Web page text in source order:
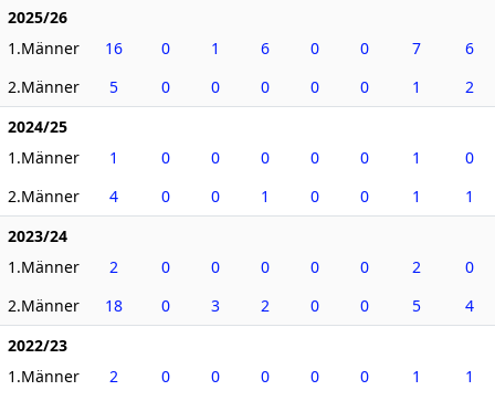
2025/26
1.Männer
16 0 1 6 0 0 7
6
2.Männer
5 0 0 0 0 0 1
2
2024/25
1.Männer
1 0 0 0 0 0 1
0
2.Männer
4 0 0 1 0 0 1
1
2023/24
1.Männer
2 0 0 0 0 0 2
0
2.Männer
18 0 3 2 0 0 5
4
2022/23
1.Männer
2 0 0 0 0 0 1
1